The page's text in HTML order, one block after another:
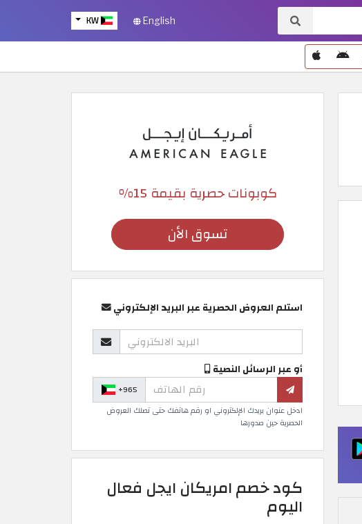
KW English
كوبونات حصرية بقيمة 15%
تسوق الأن
استلم العروض الحصرية عبر البريد الإلكتروني
أو عبر الرسائل النصية
+965
ادخل عنوان بريدك الإلكتروني او رقم هاتفك حتى تصلك العروض
الحصرية حين صدورها
كود خصم امريكان ايجل فعال
اليوم